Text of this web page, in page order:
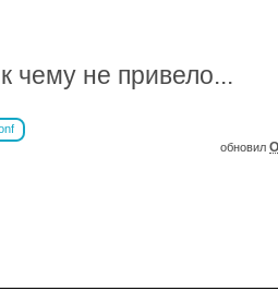
чему не привело...
обновил